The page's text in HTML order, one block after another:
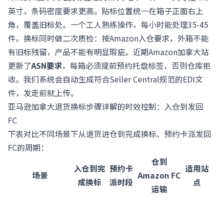
英寸，条码密度要求更高。贴标位置统一在箱子正面右上
角，覆盖旧标处。一个工人熟练操作，每小时能处理35-45
件。换标同时做二次质检：按Amazon入仓要求，外箱不能
有旧标残留，产品不能有明显瑕疵。近期Amazon加拿大站
更新了ASN要求，每箱必须提前预约托盘标签，否则仓库拒
收。我们系统会自动生成符合Seller Central规范的EDI文
件，发走前就上传。
亚马逊加拿大退货换标步骤详解的时效控制：入仓到发回
FC
下表对比不同场景下从退货进仓到完成换标、预约卡派发回
FC的周期：
场景
入仓到完
成换标
预约卡
派时段
仓到
Amazon FC
运输
适用站
点